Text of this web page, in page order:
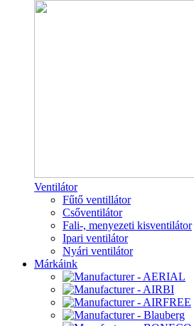
Ventilátor
Fűtő ventillátor
Csőventilátor
Fali-, menyezeti kisventilátor
Ipari ventilátor
Nyári ventilátor
Márkáink